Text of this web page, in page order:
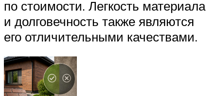
по стоимости. Легкость материала
и долговечность также являются
его отличительными качествами.